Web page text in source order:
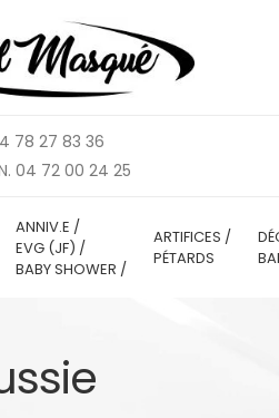
78 27 83 36
04 72 00 24 25
ANNIV.E /
EVG (JF) /
BABY SHOWER /
ARTIFICES /
PÉTARDS